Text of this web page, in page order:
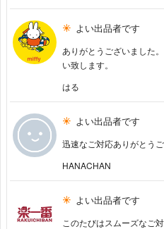
よい出品者です
ありがとうございました
い致します。
はる
よい出品者です
迅速なご対応ありがとう
HANACHAN
よい出品者です
このたびはスムーズなご